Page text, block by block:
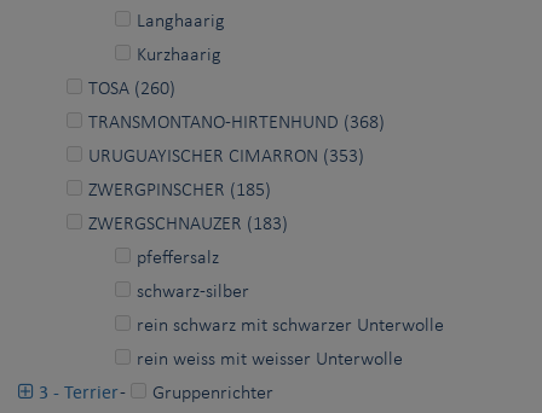
Langhaarig
Kurzhaarig
TOSA (260)
TRANSMONTANO-HIRTENHUND (368)
URUGUAYISCHER CIMARRON (353)
ZWERGPINSCHER (185)
ZWERGSCHNAUZER (183)
pfeffersalz
schwarz-silber
rein schwarz mit schwarzer Unterwolle
rein weiss mit weisser Unterwolle
3 - Terrier- Gruppenrichter